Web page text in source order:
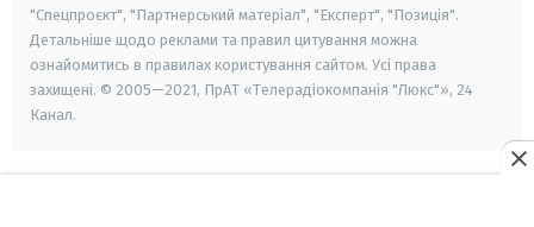
"Спецпроєкт", "Партнерський матеріал", "Експерт", "Позиція".
Детальніше щодо реклами та правил цитування можна
ознайомитись в правилах користування сайтом. Усі права
захищені. © 2005—2021, ПрАТ «Телерадіокомпанія "Люкс"», 24
Канал.